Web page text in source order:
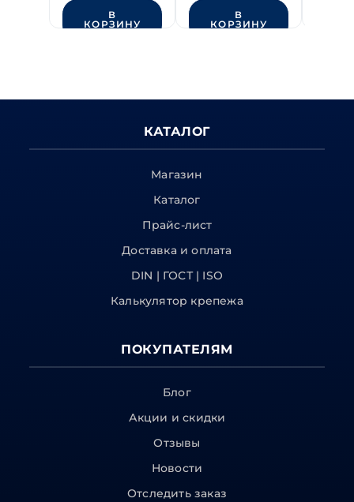
В
КОРЗИНУ
В
КОРЗИНУ
КАТАЛОГ
Магазин
Каталог
Прайс-лист
Доставка и оплата
DIN | ГОСТ | ISO
Калькулятор крепежа
ПОКУПАТЕЛЯМ
Блог
Акции и скидки
Отзывы
Новости
Отследить заказ